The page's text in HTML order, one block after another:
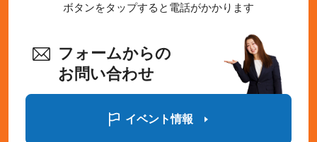
ボタンをタップすると電話がかかります
フォームからの
お問い合わせ
イベント情報